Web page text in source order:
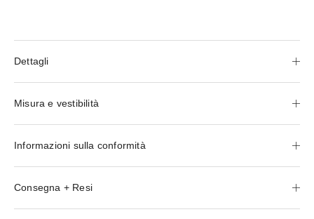
Dettagli
Misura e vestibilità
Informazioni sulla conformità
Consegna + Resi